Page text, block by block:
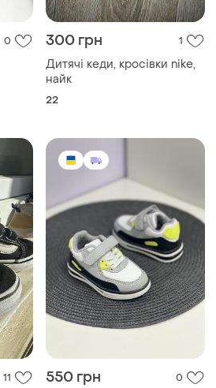
0 300 грн 1
Дитячі кеди, кросівки nike,
найк
22
11 550 грн 0